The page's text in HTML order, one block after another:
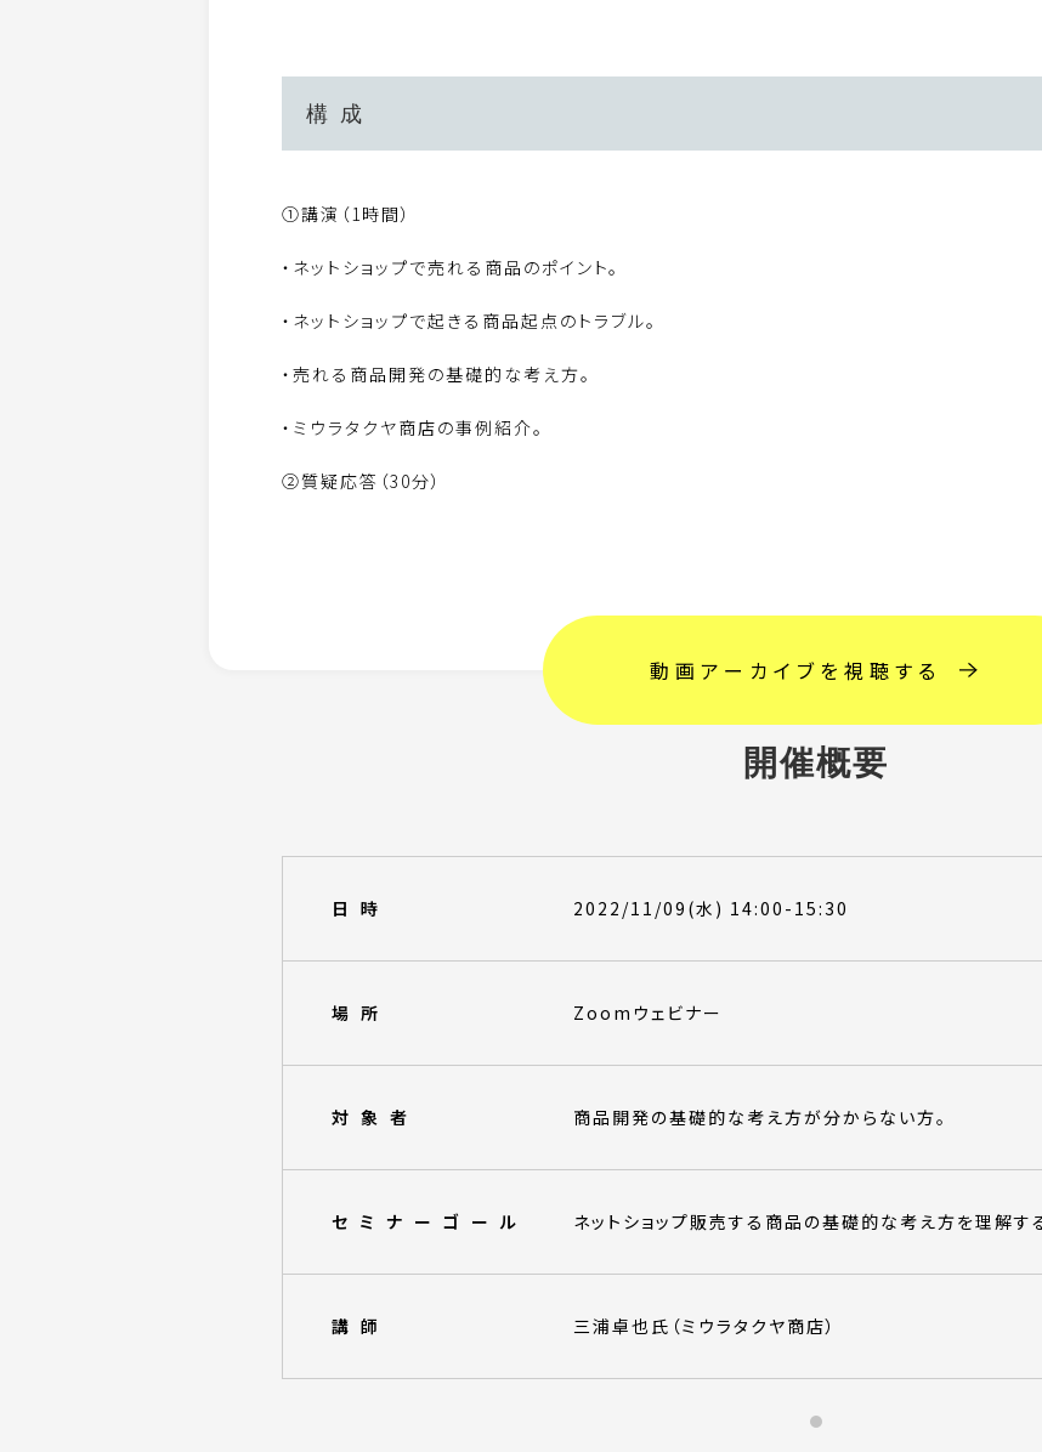
構成
①講演（1時間）
・ネットショップで売れる商品のポイント。
・ネットショップで起きる商品起点のトラブル。
・売れる商品開発の基礎的な考え方。
・ミウラタクヤ商店の事例紹介。
②質疑応答（30分）
動画アーカイブを視聴する
開催概要
日時 2022/11/09(水) 14:00-15:30
場所 Zoomウェビナー
対象者 商品開発の基礎的な考え方が分からない方。
セミナーゴール ネットショップ販売する商品の基礎的な考え方を理解す
講師 三浦卓也氏（ミウラタクヤ商店）